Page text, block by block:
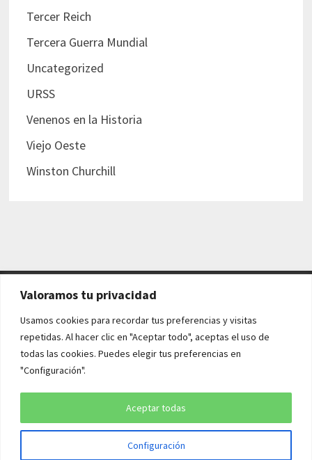
Valoramos tu privacidad
Usamos cookies para recordar tus preferencias y visitas
repetidas. Al hacer clic en "Aceptar todo", aceptas el uso de
todas las cookies. Puedes elegir tus preferencias en
"Configuración".
Configuración
Aceptar todas
Tercer Reich
Tercera Guerra Mundial
Uncategorized
URSS
Venenos en la Historia
Viejo Oeste
Winston Churchill
AVISO LEGAL Y POLÍTICAS
Aviso legal
Política de cookies